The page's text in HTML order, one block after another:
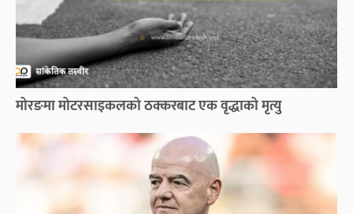
मोरङमा मोटरसाइकलको ठक्करबाट एक वृद्धाको मृत्यु